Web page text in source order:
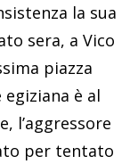
la sua
sera, a Vico
piazza
è al
l’aggressore
per tentato